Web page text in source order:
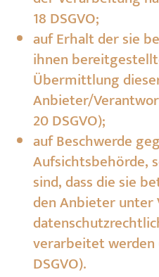
18 DSGVO;
auf Erhalt der sie
ihnen
Übermittlung
Anbieter/
20 DSGVO);
auf Beschwerde
Aufsichtsbehörde,
sind, dass die sie
den Anbieter unter
verarbeitet werden
DSGVO).